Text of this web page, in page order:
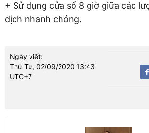
+ Sử dụng cửa sổ 8 giờ giữa các
dịch nhanh chóng.
Ngày viết:
Thứ Tư, 02/09/2020 13:43
UTC+7